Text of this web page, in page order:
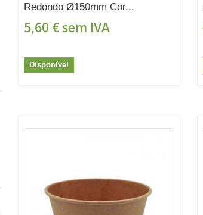
Redondo Ø150mm Cor...
5,60 € sem IVA
Disponível